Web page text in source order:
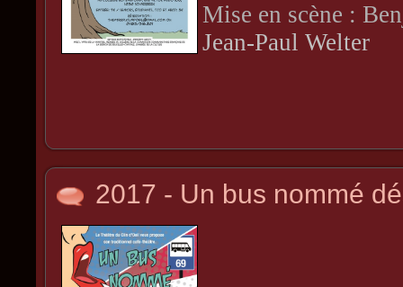
Mise en scène :
Jean-Paul Welter
2017 - Un bus nommé